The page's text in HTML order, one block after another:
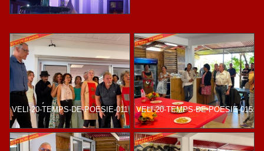
VELI-20-TEMPS-DE-POESIE-011 VELI-20-TEMPS-DE-POESIE-015